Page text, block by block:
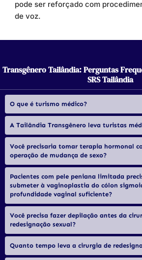
pode ser reforçado com
de voz.
Transgênero Tailândia: Perguntas
SRS Tailândia
O que é turismo médico?
A Tailândia Transgênero leva turistas
Você precisaria tomar terapia hormonal
operação de mudança de sexo?
Pacientes com pele peniana limitada
submeter à vaginoplastia do cólon
profundidade vaginal suficiente?
Você precisa fazer depilação antes da
redesignação sexual?
Quanto tempo leva a cirurgia de